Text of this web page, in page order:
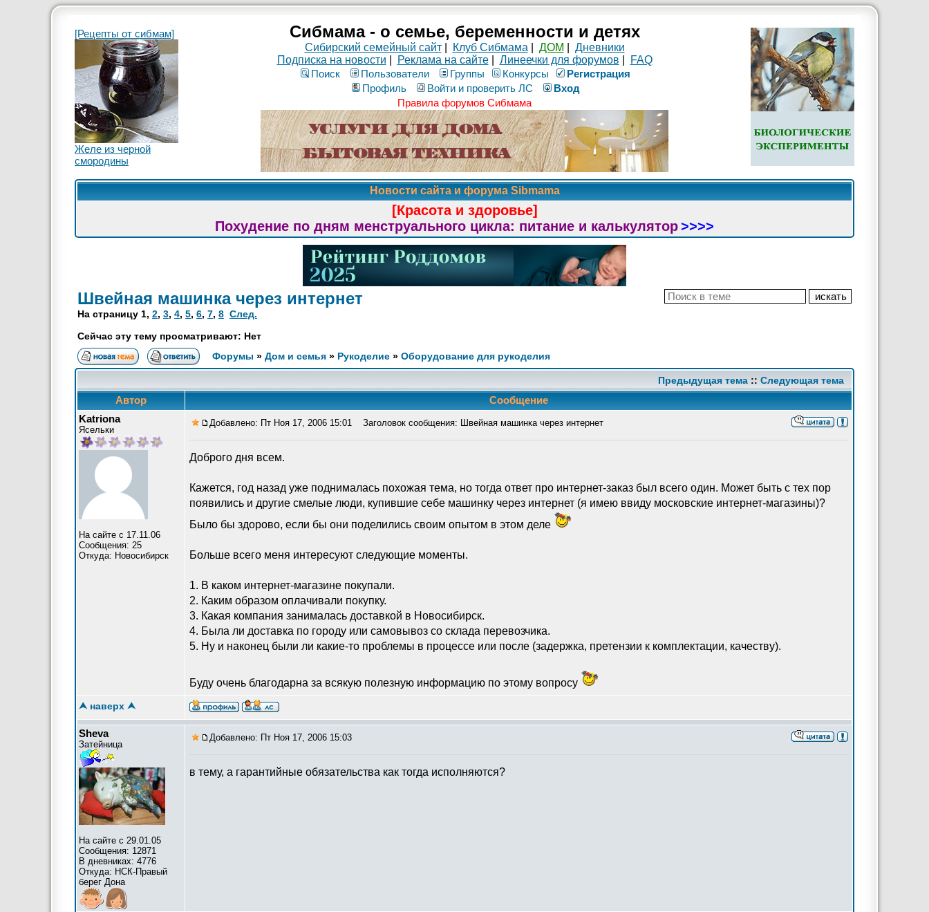
[Рецепты от сибмам]
Желе из черной
смородины
Сибмама - о семье, беременности и детях
Сибирский семейный сайт| Клуб Сибмама ДОМ
Дневники
Подписка на новости
Реклама на сайте| Линеечки для форумов
FAQ
Поиск
Пользователи Группы Конкурсы
Рeгиcтpaция
Профиль
Войти и проверить ЛС
Вход
Правила форумов Сибмама
Новости сайта и форума Sibmama
[Красота и здоровье]
Похудение по дням менструального цикла: питание и калькулятор>>>>
Швейная машинка через интернет
На страницу 1, 2, 3, 4, 5, 6, 7, 8 След.
Сейчас эту тему просматривают: Нет
Форумы » Дом и семья » Рукоделие » Оборудование для рукоделия
Предыдущая тема :: Следующая тема
Автор
Сообщение
Katriona
Ясельки
На сайте с 17.11.06
Сообщения: 25
Откуда: Новосибирск
Добавлено: Пт Ноя 17, 2006 15:01 Заголовок сообщения: Швейная машинка через интернет
Доброго дня всем.
Кажется, год назад уже поднималась похожая тема, но тогда ответ про интернет-заказ был всего один. Может быть с тех пор
появились и другие смелые люди, купившие себе машинку через интернет (я имею ввиду московские интернет-магазины)?
Было бы здорово, если бы они поделились своим опытом в этом деле
Больше всего меня интересуют следующие моменты.
1. В каком интернет-магазине покупали.
2. Каким образом оплачивали покупку.
3. Какая компания занималась доставкой в Новосибирск.
4. Была ли доставка по городу или самовывоз со склада перевозчика.
5. Ну и наконец были ли какие-то проблемы в процессе или после (задержка, претензии к комплектации, качеству).
Буду очень благодарна за всякую полезную информацию по этому вопросу
⮝ наверх ⮝
Sheva
Затейница
На сайте с 29.01.05
Сообщения: 12871
В дневниках: 4776
Откуда: НСК-Правый
берег Дона
Добавлено: Пт Ноя 17, 2006 15:03
в тему, а гарантийные обязательства как тогда исполняются?